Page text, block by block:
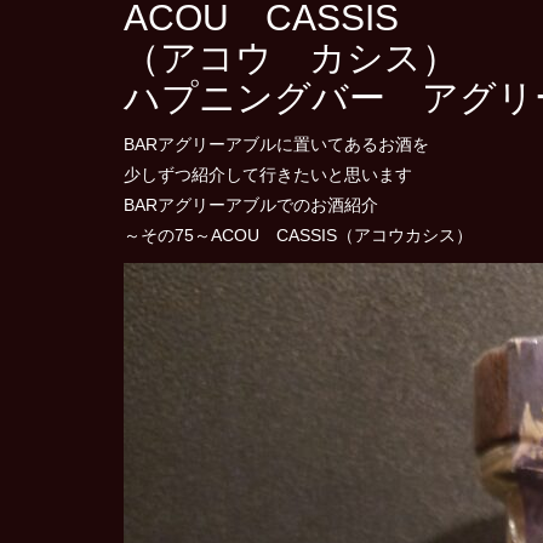
ACOU CASSIS
（アコウ カシス）
ハプニングバー アグリ
BARアグリーアブルに置いてあるお酒を
少しずつ紹介して行きたいと思います
BARアグリーアブルでのお酒紹介
～その75～ACOU CASSIS（アコウカシス）